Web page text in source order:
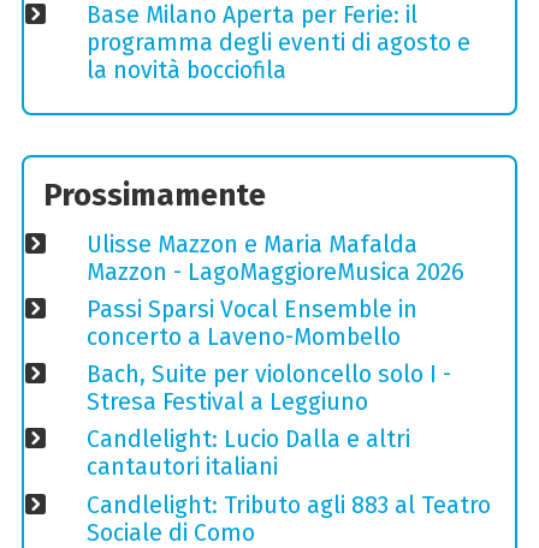
Base Milano Aperta per Ferie: il
programma degli eventi di agosto e
la novità bocciofila
Prossimamente
Ulisse Mazzon e Maria Mafalda
Mazzon - LagoMaggioreMusica 2026
Passi Sparsi Vocal Ensemble in
concerto a Laveno-Mombello
Bach, Suite per violoncello solo I -
Stresa Festival a Leggiuno
Candlelight: Lucio Dalla e altri
cantautori italiani
Candlelight: Tributo agli 883 al Teatro
Sociale di Como